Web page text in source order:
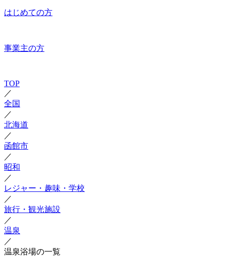
はじめての方
事業主の方
TOP
／
全国
／
北海道
／
函館市
／
昭和
／
レジャー・趣味・学校
／
旅行・観光施設
／
温泉
／
温泉浴場の一覧